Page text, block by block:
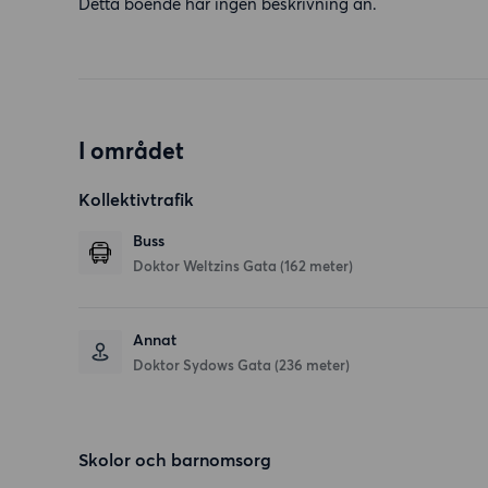
I området
Kollektivtrafik
Buss
Doktor Weltzins Gata (162 meter)
Annat
Doktor Sydows Gata (236 meter)
Skolor och barnomsorg